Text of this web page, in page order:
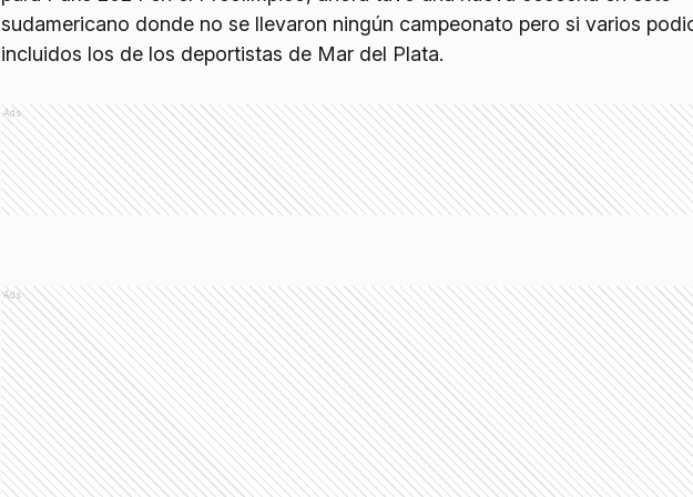
sudamericano donde no se llevaron ningún campeonato pero si varios
incluidos los de los deportistas de Mar del Plata.
Ads
Ads